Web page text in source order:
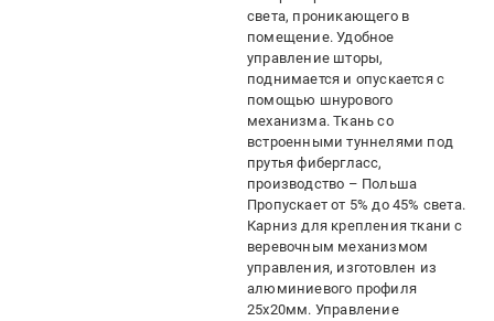
света, проникающего в
помещение. Удобное
управление шторы,
поднимается и опускается с
помощью шнурового
механизма. Ткань со
встроенными туннелями под
прутья фибергласс,
производство – Польша
Пропускает от 5% до 45% света.
Карниз для крепления ткани с
веревочным механизмом
управления, изготовлен из
алюминиевого профиля
25х20мм. Управление